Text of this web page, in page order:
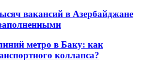
вакансий в Азербайджане
метро в Баку: как
коллапса?